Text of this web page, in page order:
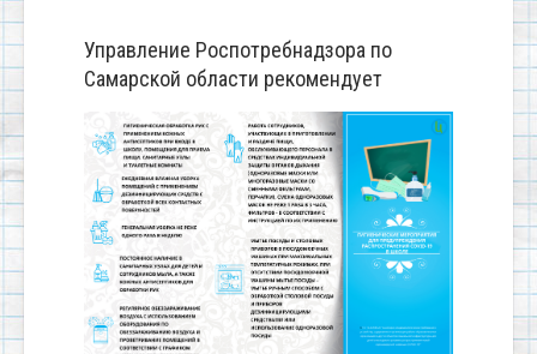
Управление Роспотребнадзора по
Самарской области рекомендует